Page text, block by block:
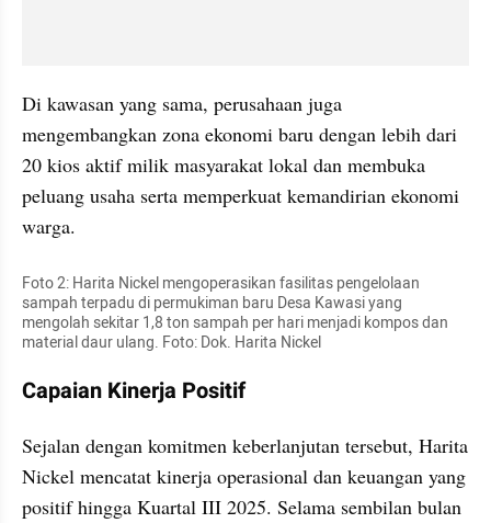
Di kawasan yang sama, perusahaan juga
mengembangkan zona ekonomi baru dengan lebih dari
20 kios aktif milik masyarakat lokal dan membuka
peluang usaha serta memperkuat kemandirian ekonomi
warga.
Foto 2: Harita Nickel mengoperasikan fasilitas pengelolaan
sampah terpadu di permukiman baru Desa Kawasi yang
mengolah sekitar 1,8 ton sampah per hari menjadi kompos dan
material daur ulang. Foto: Dok. Harita Nickel
Capaian Kinerja Positif
Sejalan dengan komitmen keberlanjutan tersebut, Harita
Nickel mencatat kinerja operasional dan keuangan yang
positif hingga Kuartal III 2025. Selama sembilan bulan